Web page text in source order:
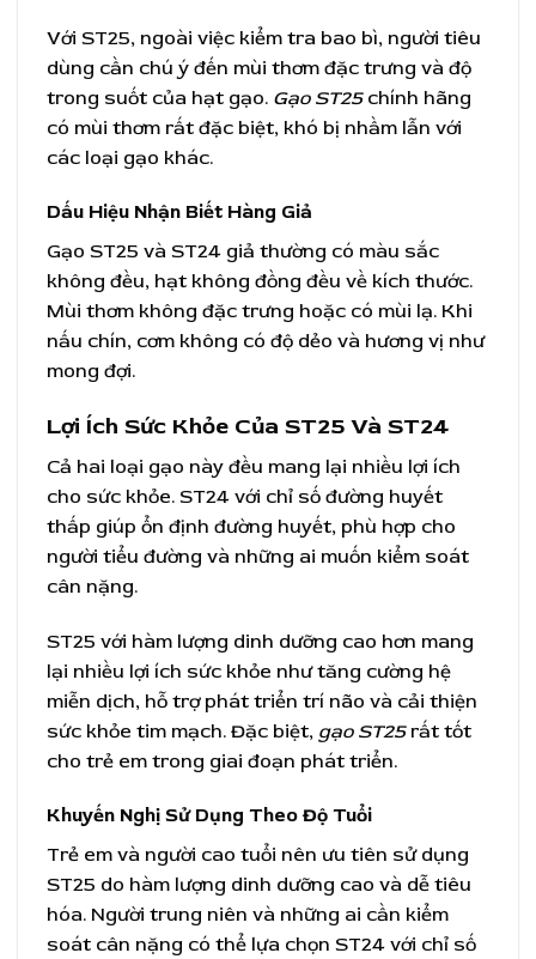
Với ST25, ngoài việc kiểm tra bao bì, người tiêu
dùng cần chú ý đến mùi thơm đặc trưng và độ
trong suốt của hạt gạo. Gạo ST25chính hãng
có mùi thơm rất đặc biệt, khó bị nhầm lẫn với
các loại gạo khác.
Dấu Hiệu Nhận Biết Hàng Giả
Gạo ST25 và ST24 giả thường có màu sắc
không đều, hạt không đồng đều về kích thước.
Mùi thơm không đặc trưng hoặc có mùi lạ. Khi
nấu chín, cơm không có độ dẻo và hương vị như
mong đợi.
Lợi Ích Sức Khỏe Của ST25 Và ST24
Cả hai loại gạo này đều mang lại nhiều lợi ích
cho sức khỏe. ST24 với chỉ số đường huyết
thấp giúp ổn định đường huyết, phù hợp cho
người tiểu đường và những ai muốn kiểm soát
cân nặng.
ST25 với hàm lượng dinh dưỡng cao hơn mang
lại nhiều lợi ích sức khỏe như tăng cường hệ
miễn dịch, hỗ trợ phát triển trí não và cải thiện
sức khỏe tim mạch. Đặc biệt, gạo ST25rất tốt
cho trẻ em trong giai đoạn phát triển.
Khuyến Nghị Sử Dụng Theo Độ Tuổi
Trẻ em và người cao tuổi nên ưu tiên sử dụng
ST25 do hàm lượng dinh dưỡng cao và dễ tiêu
hóa. Người trung niên và những ai cần kiểm
soát cân nặng có thể lựa chọn ST24 với chỉ số